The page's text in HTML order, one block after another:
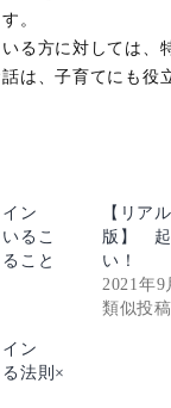
。
る方に対しては、
は、子育てにも役
ン
るこ
ること
【リア
版】 起
い！
2021年9
類似投稿
ン
法則×